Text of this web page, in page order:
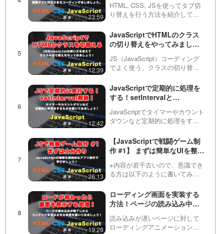
のHTML…
23:59
書きましょう。HTML/CSSの
書き方から紹介！
HTML, CSS, JSを使ってタブ切
り替えを行う方法を紹介してい
とによって、タブやコンテンツ
が増えても対応できるようにし
ます。また、CSSの指定による
見た目の変更…
12:39
JavaScriptでHTMLのクラス
の切り替えをやってみましょ
ています。
JS（JavaScript）コーディング
でよく使う、クラスの切り替え
classListのadd, remove, toggle
を使い分けて、様々な処理がで
きるようになりましょ…
12:42
JavaScriptで定期的に処理を
する！setIntervalと
コーディング事例
JavaScriptでタイマーやカウント
ダウンなど定期的に処理をする
は実際にカウントダウンタイマ
ーを作っているところを説明し
ながらsetIntervalとclearInt…
26:13
【JavaScriptで戦闘ゲーム制
作 #1】 まずは簡単なUIを整え
ら作っていきましょう！
※内容が若干古いので、意識でき
る方は以下のように書いてみて
るところはアロー関数で書きま
しょう。・オブジェクトからデ
ータを取得するときは、ドット
を使って書いてください。//…
19:28
ローディング画面を実装する
方法！ページの読み込み中に
を表示させてみましょう！
読み込みが遅いページに対して
ローディングアニメーション